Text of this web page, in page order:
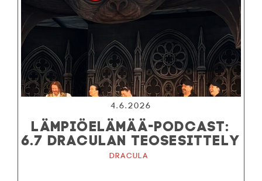
4.6.2026
LÄMPIÖELÄMÄÄ-PODCAST:
6.7 DRACULAN TEOSESITTELY
Dracula